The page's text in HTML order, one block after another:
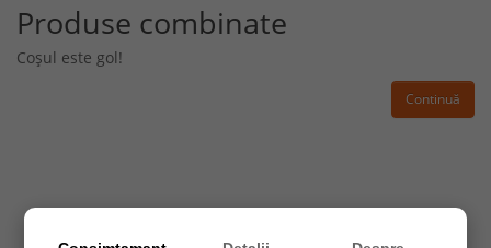
Produse combinate
Coșul este gol!
Continuă